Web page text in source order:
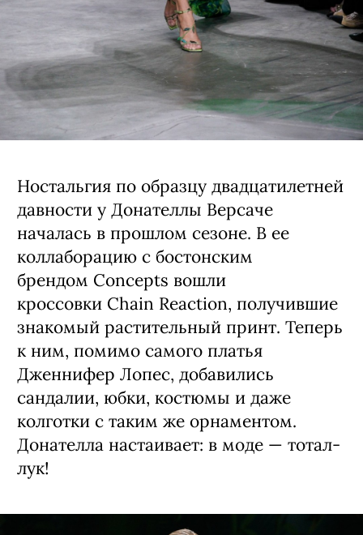
Ностальгия по образцу двадцатилетней
давности у Донателлы Версаче
началась в прошлом сезоне. В ее
коллаборацию с бостонским
брендом Concepts вошли
кроссовки Chain Reaction, получившие
знакомый растительный принт. Теперь
к ним, помимо самого платья
Дженнифер Лопес, добавились
сандалии, юбки, костюмы и даже
колготки с таким же орнаментом.
Донателла настаивает: в моде — тотал-
лук!